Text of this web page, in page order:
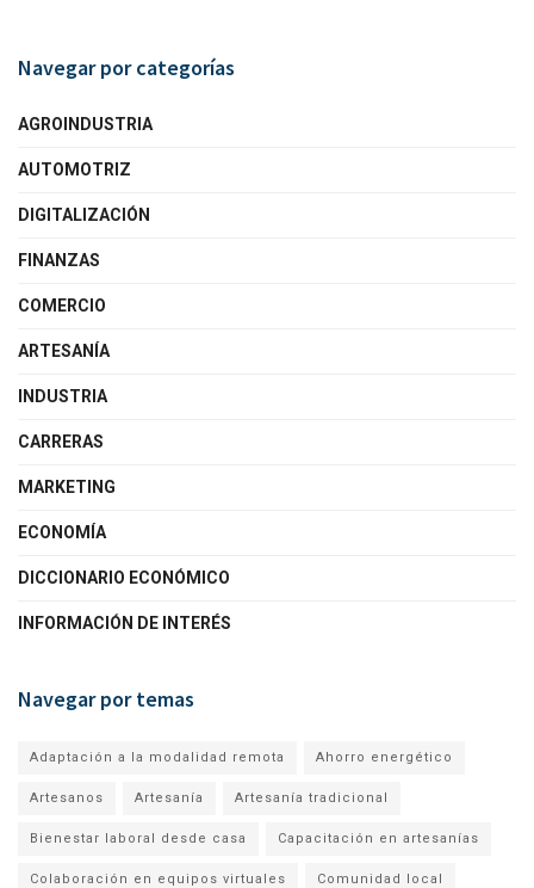
Navegar por categorías
AGROINDUSTRIA
AUTOMOTRIZ
DIGITALIZACIÓN
FINANZAS
COMERCIO
ARTESANÍA
INDUSTRIA
CARRERAS
MARKETING
ECONOMÍA
DICCIONARIO ECONÓMICO
INFORMACIÓN DE INTERÉS
Navegar por temas
Adaptación a la modalidad remota Ahorro energético
Artesanos Artesanía Artesanía tradicional
Bienestar laboral desde casa Capacitación en artesanías
Colaboración en equipos virtuales Comunidad local